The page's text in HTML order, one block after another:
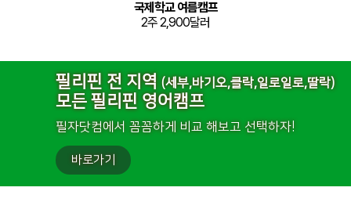
국제학교 여름캠프
2주 2,900달러
필리핀 전 지역 (세부,바기오,클락,일로일로,딸락)
모든 필리핀 영어캠프
필자닷컴에서 꼼꼼하게 비교 해보고 선택하자!
바로가기